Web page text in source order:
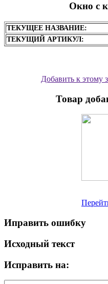
Окно с
ТЕКУЩЕЕ НАЗВАНИЕ:
ТЕКУЩИЙ АРТИКУЛ:
Добавить к этому
Товар
Иправить ошибку
Исходный текст
Исправить на: